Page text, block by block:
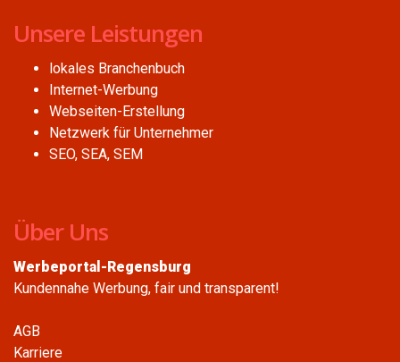
Unsere Leistungen
lokales Branchenbuch
Internet-Werbung
Webseiten-Erstellung
Netzwerk für Unternehmer
SEO, SEA, SEM
Über Uns
Werbeportal-Regensburg
Kundennahe Werbung, fair und transparent!
AGB
Karriere